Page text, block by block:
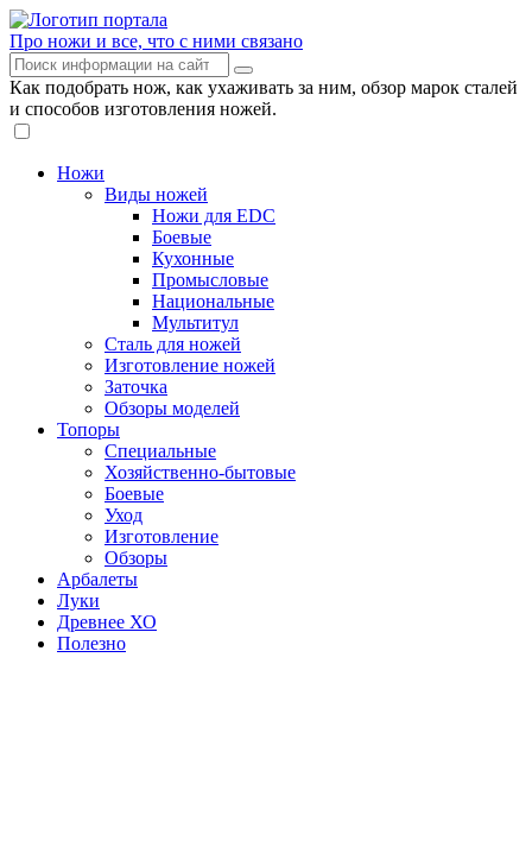
Про ножи и все, что с ними связано
Как подобрать нож, как ухаживать за ним, обзор марок сталей
и способов изготовления ножей.
Ножи
Виды ножей
Ножи для EDC
Боевые
Кухонные
Промысловые
Национальные
Мультитул
Сталь для ножей
Изготовление ножей
Заточка
Обзоры моделей
Топоры
Специальные
Хозяйственно-бытовые
Боевые
Уход
Изготовление
Обзоры
Арбалеты
Луки
Древнее ХО
Полезно